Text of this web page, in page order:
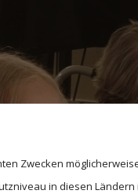
Zwecken
in diesen